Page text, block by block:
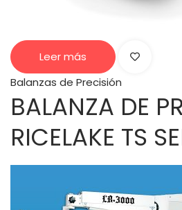
Leer más
Balanzas de Precisión
BALANZA DE
RICELAKE TS